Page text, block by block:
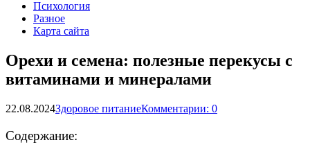
Психология
Разное
Карта сайта
Орехи и семена: полезные перекусы с
витаминами и минералами
22.08.2024Здоровое питаниеКомментарии: 0
Содержание: